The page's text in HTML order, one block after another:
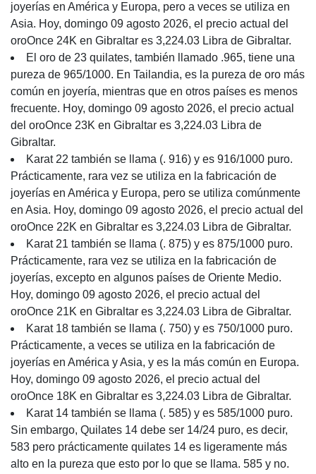
joyerías en América y Europa, pero a veces se utiliza en
Asia. Hoy, domingo 09 agosto 2026, el precio actual del
oroOnce 24K en Gibraltar es 3,224.03 Libra de Gibraltar.
El oro de 23 quilates, también llamado .965, tiene una
pureza de 965/1000. En Tailandia, es la pureza de oro más
común en joyería, mientras que en otros países es menos
frecuente. Hoy, domingo 09 agosto 2026, el precio actual
del oroOnce 23K en Gibraltar es 3,224.03 Libra de
Gibraltar.
Karat 22 también se llama (. 916) y es 916/1000 puro.
Prácticamente, rara vez se utiliza en la fabricación de
joyerías en América y Europa, pero se utiliza comúnmente
en Asia. Hoy, domingo 09 agosto 2026, el precio actual del
oroOnce 22K en Gibraltar es 3,224.03 Libra de Gibraltar.
Karat 21 también se llama (. 875) y es 875/1000 puro.
Prácticamente, rara vez se utiliza en la fabricación de
joyerías, excepto en algunos países de Oriente Medio.
Hoy, domingo 09 agosto 2026, el precio actual del
oroOnce 21K en Gibraltar es 3,224.03 Libra de Gibraltar.
Karat 18 también se llama (. 750) y es 750/1000 puro.
Prácticamente, a veces se utiliza en la fabricación de
joyerías en América y Asia, y es la más común en Europa.
Hoy, domingo 09 agosto 2026, el precio actual del
oroOnce 18K en Gibraltar es 3,224.03 Libra de Gibraltar.
Karat 14 también se llama (. 585) y es 585/1000 puro.
Sin embargo, Quilates 14 debe ser 14/24 puro, es decir,
583 pero prácticamente quilates 14 es ligeramente más
alto en la pureza que esto por lo que se llama. 585 y no.